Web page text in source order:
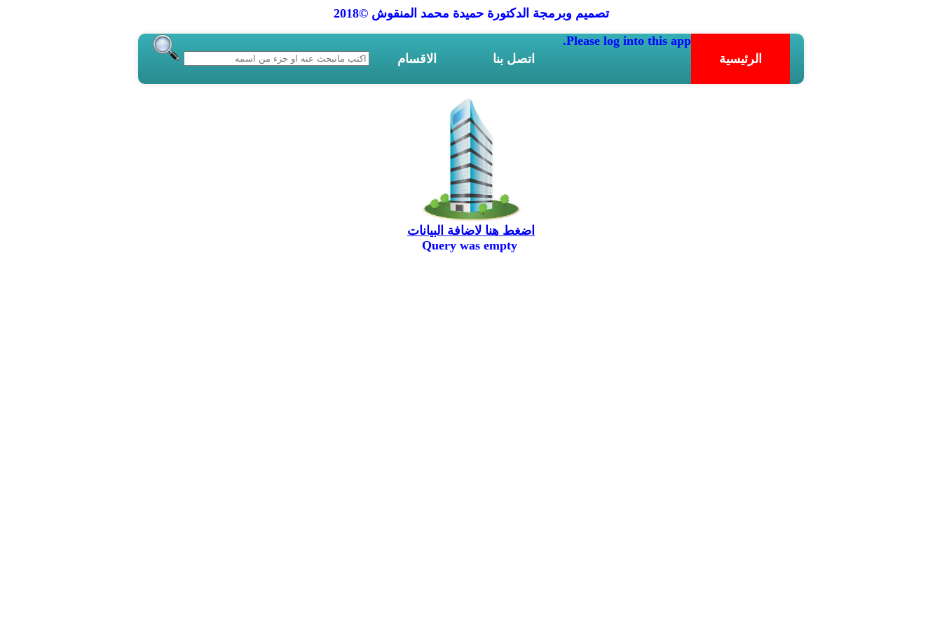
تصميم وبرمجة الدكتورة حميدة محمد المنقوش ©2018
الرئيسية
Please log into this app.
اتصل بنا
الاقسام
اضغط هنا لاضافة البيانات
Query was empty